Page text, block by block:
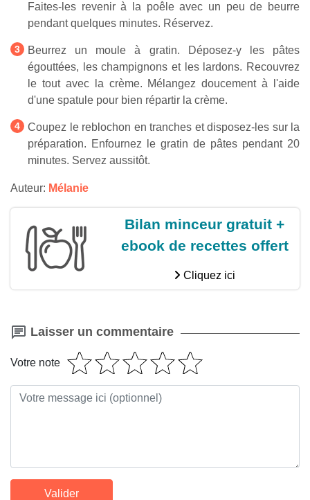
Faites-les revenir à la poêle avec un peu de beurre
pendant quelques minutes. Réservez.
Beurrez un moule à gratin. Déposez-y les pâtes
égouttées, les champignons et les lardons. Recouvrez
le tout avec la crème. Mélangez doucement à l'aide
d'une spatule pour bien répartir la crème.
Coupez le reblochon en tranches et disposez-les sur la
préparation. Enfournez le gratin de pâtes pendant 20
minutes. Servez aussitôt.
Auteur: Mélanie
Bilan minceur gratuit +
ebook de recettes offert
Cliquez ici
Laisser un commentaire
Votre note